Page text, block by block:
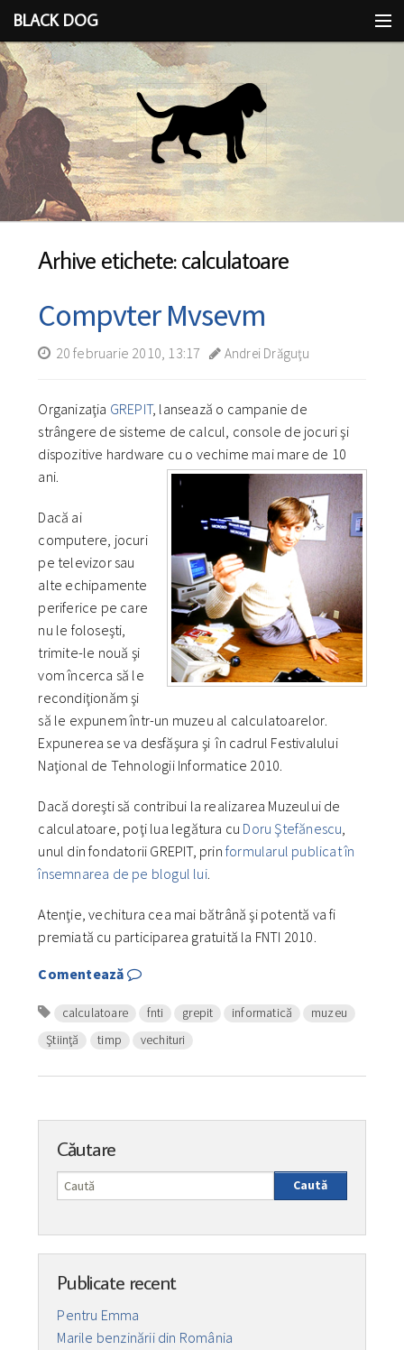
BLACK DOG
IDEEA
CU LIMBA SCOASĂ
Arhive etichete: calculatoare
Compvter Mvsevm
20 februarie 2010, 13:17 Andrei Drăguţu
Organizaţia GREPIT, lansează o campanie de
strângere de sisteme de calcul, console de jocuri şi
dispozitive hardware cu o vechime mai mare de 10
ani.
Dacă ai
computere, jocuri
pe televizor sau
alte echipamente
periferice pe care
nu le foloseşti,
trimite-le nouă şi
vom încerca să le
recondiţionăm şi
să le expunem într-un muzeu al calculatoarelor.
Expunerea se va desfăşura şi în cadrul Festivalului
Naţional de Tehnologii Informatice 2010.
Dacă doreşti să contribui la realizarea Muzeului de
calculatoare, poţi lua legătura cu Doru Ştefănescu
unul din fondatorii GREPIT, prinformularul publicat în
însemnarea de pe blogul lui.
Atenţie, vechitura cea mai bătrână şi potentă va fi
premiată cu participarea gratuită la FNTI 2010.
Comentează
calculatoare fnti grepit informatică
muzeu
Ştiinţă
timp vechituri
Căutare
Caută
Publicate recent
Pentru Emma
Marile benzinării din România